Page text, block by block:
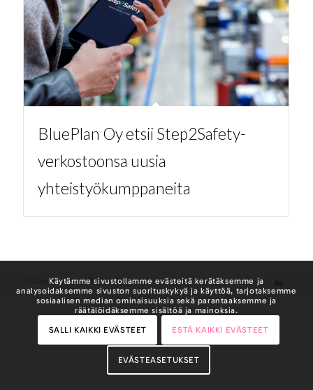
BluePlan Oy etsii Step2Safety-
verkostoonsa uusia
yhteistyökumppaneita
© Copyright - BluePlan Oy 2023
Käytämme sivustollamme evästeitä kerätäksemme ja
analysoidaksemme sivuston suorituskykyä ja käyttöä, tarjotaksemme
sosiaalisen median ominaisuuksia sekä parantaaksemme ja
räätälöidäksemme sisältöä ja mainoksia.
SALLI KAIKKI EVÄSTEET ESTÄ KAIKKI EVÄSTEET
EVÄSTEASETUKSET